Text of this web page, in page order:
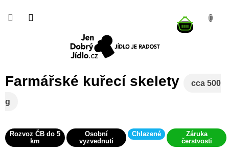
obsah
Farmářské kuřecí skelety cca 500
g
Rozvoz ČB do 5
km
Osobní
vyzvednutí
Chlazené
Záruka
čerstvosti